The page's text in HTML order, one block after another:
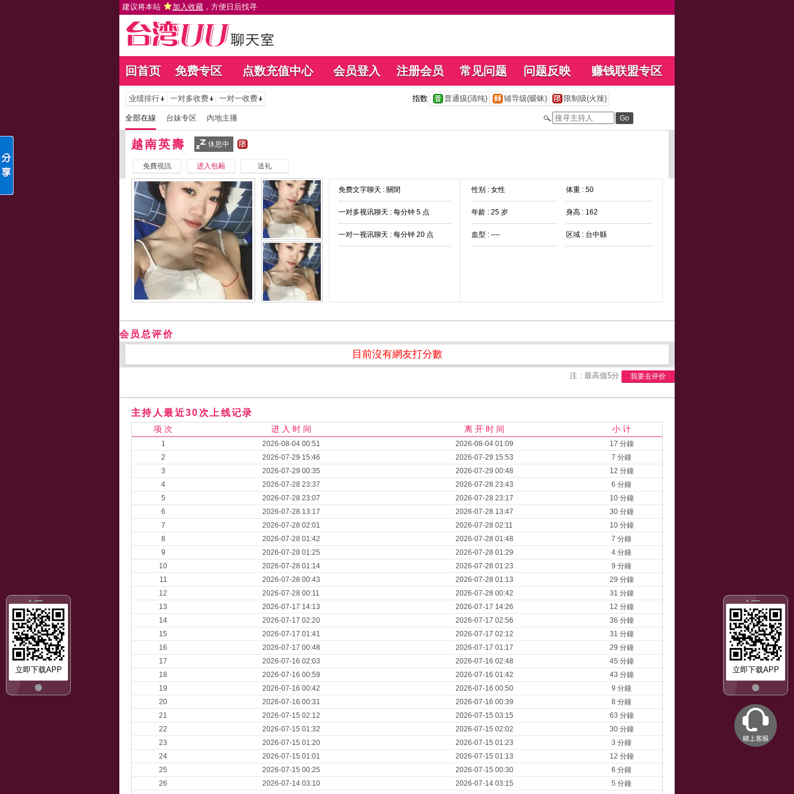
建议将本站 加入收藏 ，方便日后找寻
回首页 免费专区 点数充值中心 会员登入 注册会员 常见问题 问题反映 赚钱联盟专区
立即下载APP
立即下载APP
业绩排行 一对多收费 一对一收费 指数 普通级(清纯) 辅导级(暧昧) 限制级(火辣)
全部在線 台妹专区 內地主播
越南英壽 休息中
免費視訊 进入包厢 送礼
免费文字聊天 : 關閉
一对多视讯聊天 : 每分钟 5 点
一对一视讯聊天 : 每分钟 20 点
性别 : 女性 体重 : 50
年龄 : 25 岁 身高 : 162
血型 : ---- 区域 : 台中縣
会员总评价
目前沒有網友打分數
注 : 最高值5分 我要去评价
主持人最近30次上线记录
项 次 进 入 时 间 离 开 时 间 小 计
1 2026-08-04 00:51 2026-08-04 01:09
17 分鐘
2
2026-07-29 15:46 2026-07-29 15:53
7 分鐘
3
2026-07-29 00:35 2026-07-29 00:48
12 分鐘
4
2026-07-28 23:37 2026-07-28 23:43
6 分鐘
5
2026-07-28 23:07 2026-07-28 23:17
10 分鐘
6
2026-07-28 13:17 2026-07-28 13:47
30 分鐘
7
2026-07-28 02:01 2026-07-28 02:11
10 分鐘
8
2026-07-28 01:42 2026-07-28 01:48
7 分鐘
9
2026-07-28 01:25 2026-07-28 01:29
4 分鐘
10
2026-07-28 01:14 2026-07-28 01:23
9 分鐘
11
2026-07-28 00:43 2026-07-28 01:13
29 分鐘
12
2026-07-28 00:11 2026-07-28 00:42
31 分鐘
13
2026-07-17 14:13 2026-07-17 14:26
12 分鐘
14
2026-07-17 02:20 2026-07-17 02:56
36 分鐘
15
2026-07-17 01:41 2026-07-17 02:12
31 分鐘
16
2026-07-17 00:48 2026-07-17 01:17
29 分鐘
17
2026-07-16 02:03 2026-07-16 02:48
45 分鐘
18
2026-07-16 00:59 2026-07-16 01:42
43 分鐘
19
2026-07-16 00:42 2026-07-16 00:50
9 分鐘
20
2026-07-16 00:31 2026-07-16 00:39
8 分鐘
21
2026-07-15 02:12 2026-07-15 03:15
63 分鐘
22
2026-07-15 01:32 2026-07-15 02:02
30 分鐘
23
2026-07-15 01:20 2026-07-15 01:23
3 分鐘
24
2026-07-15 01:01 2026-07-15 01:13
12 分鐘
25
2026-07-15 00:25 2026-07-15 00:30
6 分鐘
26
2026-07-14 03:10 2026-07-14 03:15
5 分鐘